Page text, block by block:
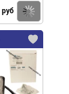
руб